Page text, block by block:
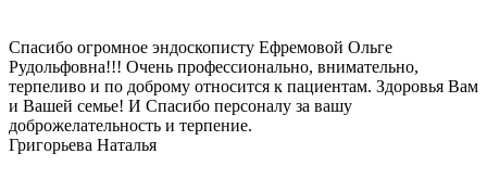
Спасибо огромное эндоскописту Ефремовой Ольге
Рудольфовна!!! Очень профессионально, внимательно,
терпеливо и по доброму относится к пациентам. Здоровья Вам
и Вашей семье! И Спасибо персоналу за вашу
доброжелательность и терпение.
Григорьева Наталья